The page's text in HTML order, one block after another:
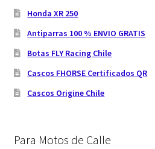
Honda XR 250
Antiparras 100 % ENVIO GRATIS
Botas FLY Racing Chile
Cascos FHORSE Certificados QR
Cascos Origine Chile
Para Motos de Calle